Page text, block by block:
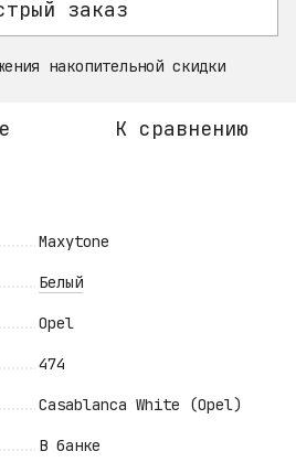
заказ
накопительной скидки
К сравнению
Maxytone
Белый
Opel
474
Casablanca White (Opel)
В банке